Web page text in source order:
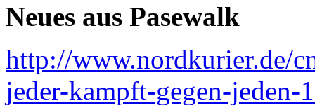
Neues aus Pasewalk
http://www.nordkurier.de/
jeder-kampft-gegen-jeden-